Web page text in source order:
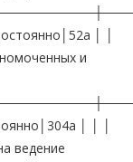
│ │
и
│ │ │
ведение